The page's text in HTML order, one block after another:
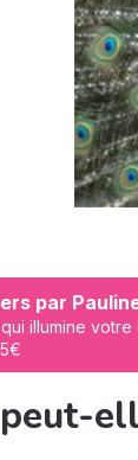
par
illumine votre